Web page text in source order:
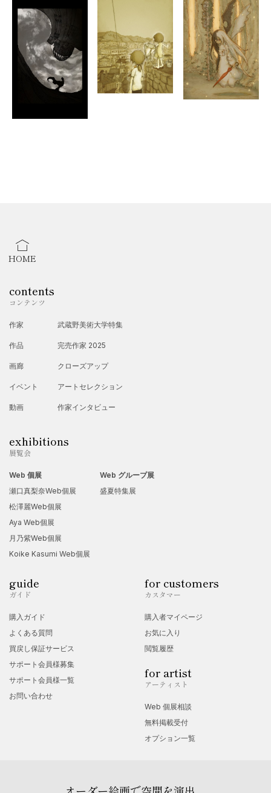
ン制作など
2023年
・尾道を描いた画集『SAKASHIMA』を春由舎から刊行（http
s://amzn.asia/d/gFfVxxN）
・アーケード展 in 呉・尾道
2023年
2024年
HOME
contents
コンテンツ
作家
作品
画廊
イベント
動画
武蔵野美術大学特集
完売作家 2025
クローズアップ
アートセレクション
作家インタビュー
exhibitions
展覧会
Web 個展
瀬口真梨奈Web個展
松澤麗Web個展
Aya Web個展
月乃紫Web個展
Koike Kasumi Web個展
Web グループ展
盛夏特集展
guide
ガイド
購入ガイド
よくある質問
買戻し保証サービス
サポート会員様募集
サポート会員様一覧
お問い合わせ
for customers
カスタマー
購入者マイページ
お気に入り
閲覧履歴
for artist
アーティスト
Web 個展相談
無料掲載受付
オプション一覧